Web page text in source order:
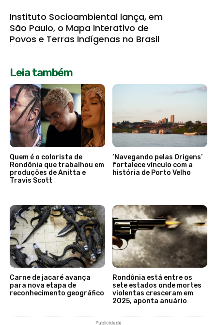
Instituto Socioambiental lança, em
São Paulo, o Mapa Interativo de
Povos e Terras Indígenas no Brasil
Leia também
Quem é o colorista de
Rondônia que trabalhou em
produções de Anitta e
Travis Scott
‘Navegando pelas Origens’
fortalece vínculo com a
história de Porto Velho
Carne de jacaré avança
para nova etapa de
reconhecimento geográfico
Rondônia está entre os
sete estados onde mortes
violentas cresceram em
2025, aponta anuário
Publicidade